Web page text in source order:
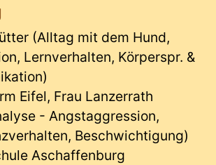
(Alltag mit dem Hund,
Lernverhalten, Körperspr. &
Eifel, Frau Lanzerrath
- Angstaggression,
Beschwichtigung)
Aschaffenburg